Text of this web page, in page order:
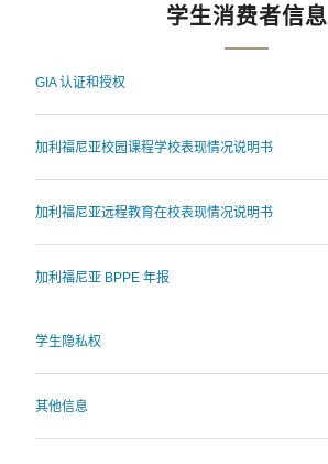
学生消费者信息
GIA 认证和授权
加利福尼亚校园课程学校表现情况说明书
加利福尼亚远程教育在校表现情况说明书
加利福尼亚 BPPE 年报
学生隐私权
其他信息